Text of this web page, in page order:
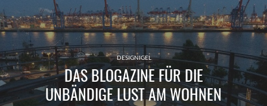
OUTDOOR
ARCHITEKTUR
ÜBER MICH
KONTAKT
DESIGNIGEL
DAS BLOGAZINE FÜR DIE
UNBÄNDIGE LUST AM WOHNEN